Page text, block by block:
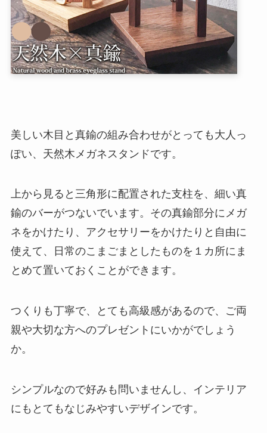
美しい木目と真鍮の組み合わせがとっても大人っ
ぽい、天然木メガネスタンドです。
上から見ると三角形に配置された支柱を、細い真
鍮のバーがつないでいます。その真鍮部分にメガ
ネをかけたり、アクセサリーをかけたりと自由に
使えて、日常のこまごまとしたものを１カ所にま
とめて置いておくことができます。
つくりも丁寧で、とても高級感があるので、ご両
親や大切な方へのプレゼントにいかがでしょう
か。
シンプルなので好みも問いませんし、インテリア
にもとてもなじみやすいデザインです。